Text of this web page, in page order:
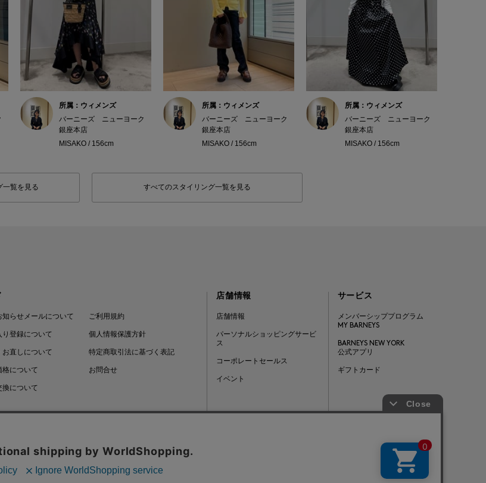
所属：ウィメンズ
バーニーズ ニューヨーク
銀座本店
MISAKO / 156cm
所属：ウィメンズ
バーニーズ ニューヨーク
銀座本店
MISAKO / 156cm
所属：ウィメンズ
バーニーズ ニューヨーク
銀座本店
MISAKO / 156cm
一覧を見る すべてのスタイリング一覧を見る
知らせメールについて
り登録について
お直しについて
格について
換について
ご利用規約
個人情報保護方針
特定商取引法に基づく表記
お問合せ
店舗情報
店舗情報
パーソナルショッピングサービ
ス
コーポレートセールス
イベント
サービス
メンバーシッププログラム
MY BARNEYS
BARNEYS NEW YORK
公式アプリ
ギフトカード